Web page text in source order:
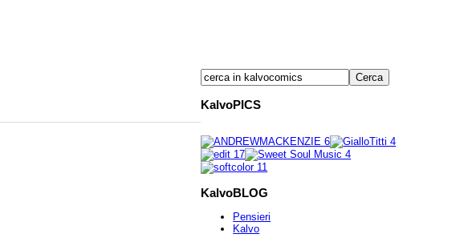
KalvoPICS
KalvoBLOG
Pensieri
Kalvo